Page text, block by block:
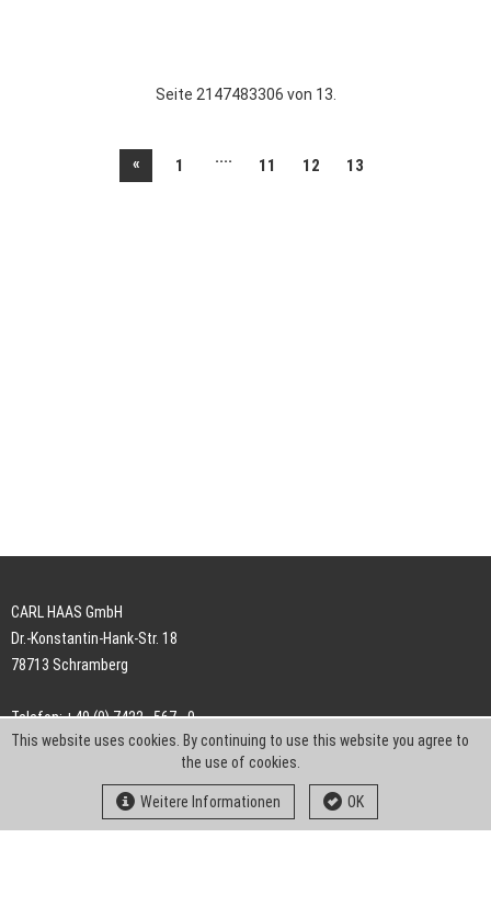
Seite 2147483306 von 13.
« 1 .... 11 12 13
CARL HAAS GmbH
Dr.-Konstantin-Hank-Str. 18
78713 Schramberg
Telefon: +49 (0) 7422 . 567 - 0
Telefax: +49 (0) 7422 . 567 - 239
info-ch@kern-liebers.com
This website uses cookies. By continuing to use this website you agree to
the use of cookies.
Weitere Informationen OK